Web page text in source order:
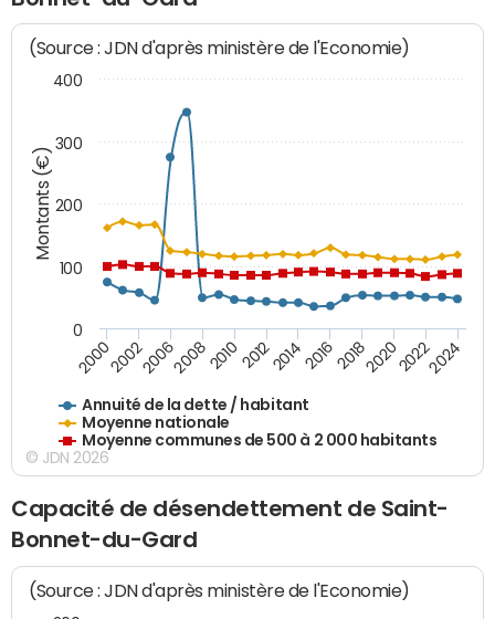
Montants (€)
(Source : JDN d'après ministère de l'Economie)
Annuité de la dette / habitant
Moyenne nationale
Moyenne communes de 500 à 2 000 habitants
200020022006200820102012201420162018202020222024
0
100
200
300
400
© JDN 2026
Capacité de désendettement de Saint-
Bonnet-du-Gard
(Source : JDN d'après ministère de l'Economie)